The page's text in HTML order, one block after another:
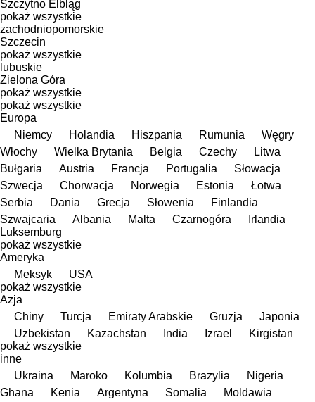
Szczytno Elbląg
pokaż wszystkie
zachodniopomorskie
Szczecin
pokaż wszystkie
lubuskie
Zielona Góra
pokaż wszystkie
pokaż wszystkie
Europa
Niemcy
Holandia Hiszpania Rumunia
Węgry
Włochy
Wielka Brytania Belgia Czechy
Litwa
Bułgaria
Austria Francja Portugalia
Słowacja
Szwecja
Chorwacja Norwegia Estonia
Łotwa
Serbia
Dania Grecja Słowenia
Finlandia
Szwajcaria
Albania Malta Czarnogóra
Irlandia
Luksemburg
pokaż wszystkie
Ameryka
Meksyk
USA
pokaż wszystkie
Azja
Chiny
Turcja Emiraty Arabskie Gruzja
Japonia
Uzbekistan
Kazachstan India Izrael
Kirgistan
pokaż wszystkie
inne
Ukraina
Maroko Kolumbia Brazylia
Nigeria
Ghana
Kenia Argentyna Somalia
Moldawia